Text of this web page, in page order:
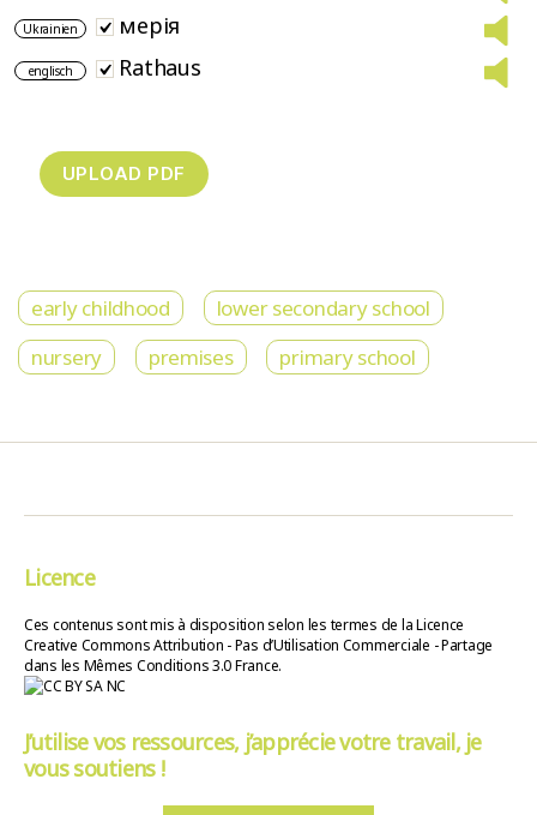
Ukrainien мерія
englisch Rathaus
early childhood
lower secondary school
nursery
premises primary school
Licence
Ces contenus sont mis à disposition selon les termes de la Licence
Creative Commons Attribution - Pas d’Utilisation Commerciale - Partage
dans les Mêmes Conditions 3.0 France.
J’utilise vos ressources, j’apprécie votre travail, je
vous soutiens !